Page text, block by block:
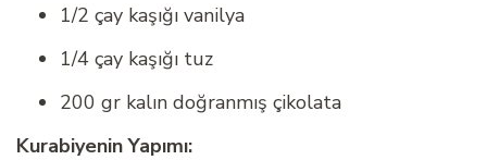
1/2 çay kaşığı vanilya
1/4 çay kaşığı tuz
200 gr kalın doğranmış çikolata
Kurabiyenin Yapımı: